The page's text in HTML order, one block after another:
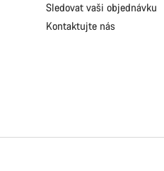
Sledovat vaši objednávku
Kontaktujte nás